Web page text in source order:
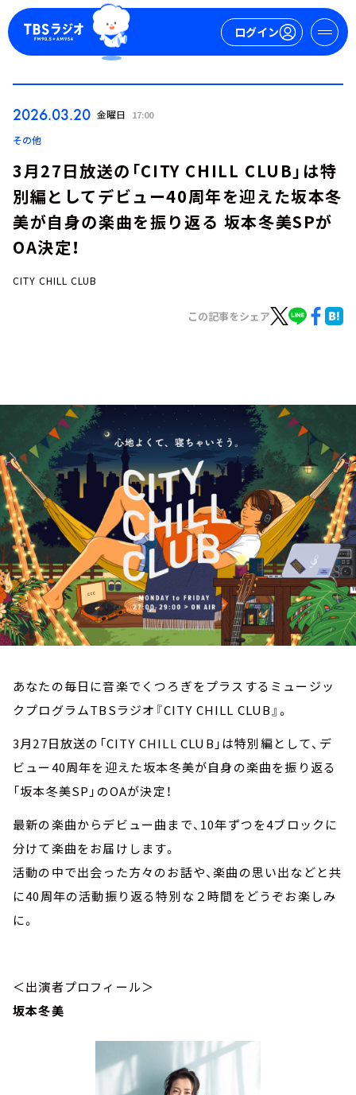
ログイン
今日の番組表
YouTube
会社情報
2026.03.20 金曜日 17:00
その他
3月27日放送の「CITY CHILL CLUB」は特
別編としてデビュー40周年を迎えた坂本冬
美が自身の楽曲を振り返る 坂本冬美SPが
OA決定！
CITY CHILL CLUB
この記事をシェア
あなたの毎日に音楽でくつろぎをプラスするミュージッ
クプログラムTBSラジオ『CITY CHILL CLUB』。
3月27日放送の「CITY CHILL CLUB」は特別編として、デ
ビュー40周年を迎えた坂本冬美が自身の楽曲を振り返る
「坂本冬美SP」のOAが決定！
最新の楽曲からデビュー曲まで、10年ずつを4ブロックに
分けて楽曲をお届けします。
活動の中で出会った方々のお話や、楽曲の思い出などと共
に40周年の活動振り返る特別な２時間をどうぞお楽しみ
に。
＜出演者プロフィール＞
坂本冬美